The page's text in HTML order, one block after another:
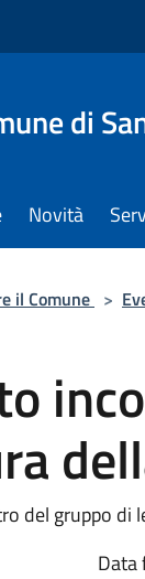
di
Novità
il Comune >
del gruppo di
Data